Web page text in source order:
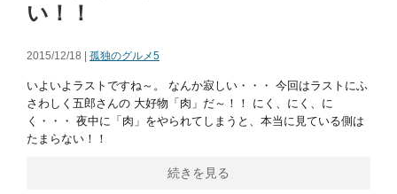
い！！
2015/12/18 | 孤独のグルメ5
いよいよラストですね～。 なんか寂しい・・・ 今回はラストにふ
さわしく五郎さんの 大好物「肉」だ～！！ にく、にく、に
く・・・ 夜中に「肉」をやられてしまうと、本当に見ている側は
たまらない！！
続きを見る